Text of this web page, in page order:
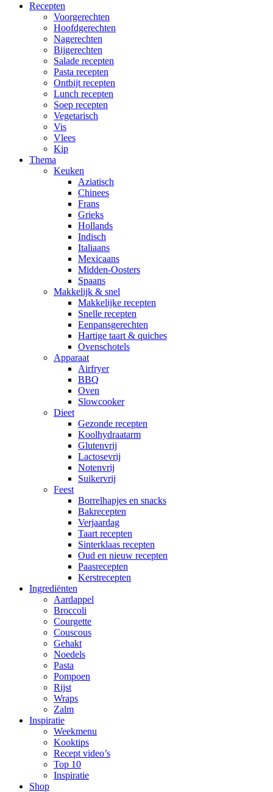
Recepten
Voorgerechten
Hoofdgerechten
Nagerechten
Bijgerechten
Salade recepten
Pasta recepten
Ontbijt recepten
Lunch recepten
Soep recepten
Vegetarisch
Vis
Vlees
Kip
Thema
Keuken
Aziatisch
Chinees
Frans
Grieks
Hollands
Indisch
Italiaans
Mexicaans
Midden-Oosters
Spaans
Makkelijk & snel
Makkelijke recepten
Snelle recepten
Eenpansgerechten
Hartige taart & quiches
Ovenschotels
Apparaat
Airfryer
BBQ
Oven
Slowcooker
Dieet
Gezonde recepten
Koolhydraatarm
Glutenvrij
Lactosevrij
Notenvrij
Suikervrij
Feest
Borrelhapjes en snacks
Bakrecepten
Verjaardag
Taart recepten
Sinterklaas recepten
Oud en nieuw recepten
Paasrecepten
Kerstrecepten
Ingrediënten
Aardappel
Broccoli
Courgette
Couscous
Gehakt
Noedels
Pasta
Pompoen
Rijst
Wraps
Zalm
Inspiratie
Weekmenu
Kooktips
Recept video’s
Top 10
Inspiratie
Shop